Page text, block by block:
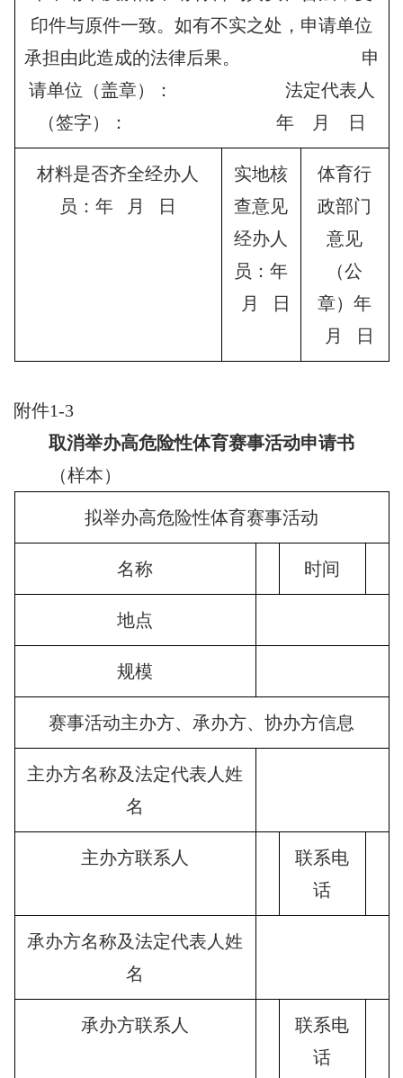
印件与原件一致。如有不实之处，申请单位
承担由此造成的法律后果。 申
请单位（盖章）： 法定代表人
（签字）： 年 月 日
材料是否齐全经办人
员：年 月 日
实地核
查意见
经办人
员：年
月 日
体育行
政部门
意见
（公
章）年
月 日
附件1-3
取消举办高危险性体育赛事活动申请书
（样本）
拟举办高危险性体育赛事活动
名称 时间
地点
规模
赛事活动主办方、承办方、协办方信息
主办方名称及法定代表人姓
名
主办方联系人
联系电
话
承办方名称及法定代表人姓
名
承办方联系人
联系电
话